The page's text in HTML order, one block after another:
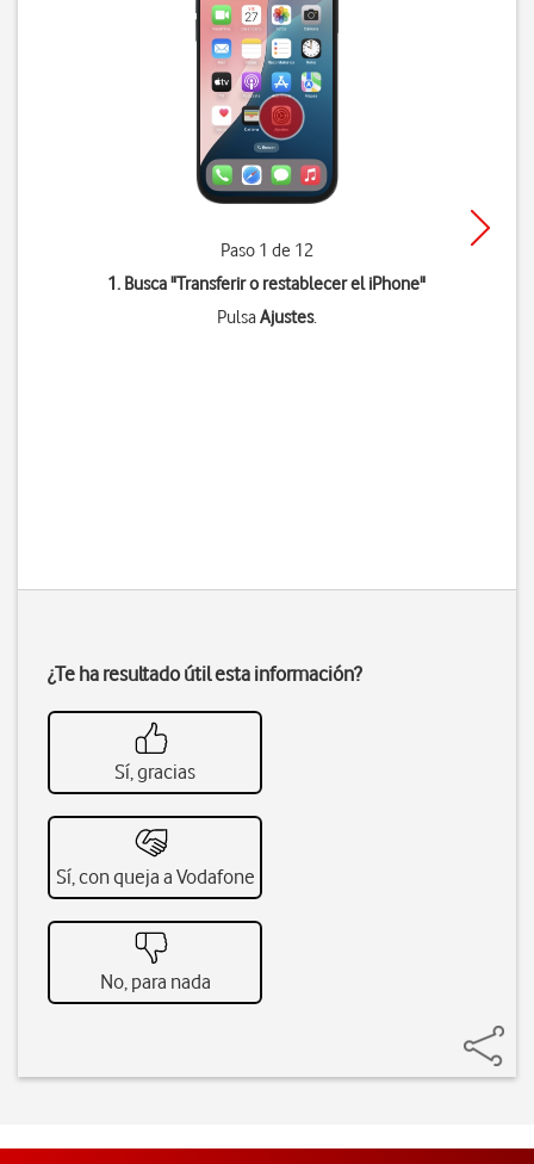
Paso 1 de 12
1. Busca "Transferir o restablecer el iPhone"
PulsaAjustes.
¿Te ha resultado útil esta información?
Sí, gracias
Sí, con queja a Vodafone
No, para nada